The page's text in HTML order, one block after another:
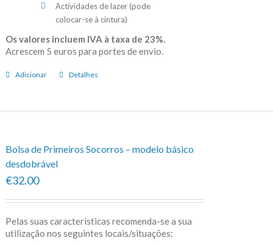
Actividades de lazer (pode
colocar-se à cintura)
Os valores incluem IVA à taxa de 23%.
Acrescem 5 euros para portes de envio.
Adicionar Detalhes
Bolsa de Primeiros Socorros – modelo básico
desdobrável
€32.00
Pelas suas características recomenda-se a sua
utilização nos seguintes locais/situações: